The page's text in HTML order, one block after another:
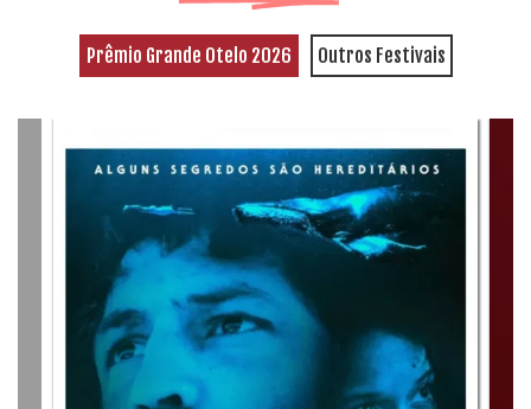
Prêmio Grande Otelo 2026 Outros Festivais